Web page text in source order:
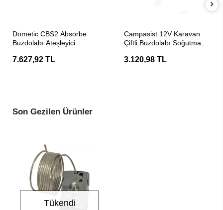
Dometic CBS2 Absorbe
Buzdolabı Ateşleyici
7.627,92 TL
Campasist 12V Karavan
Çiftli Buzdolabı Soğutma
3.120,98 TL
Son Gezilen Ürünler
Tükendi